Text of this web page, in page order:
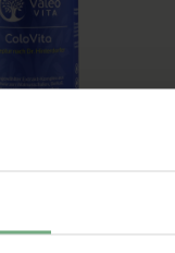
€34,80